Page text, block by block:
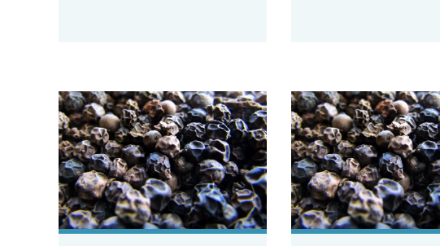
Efecto de la suplementación dietética con piperina sobre la
Effect of dietary piperine